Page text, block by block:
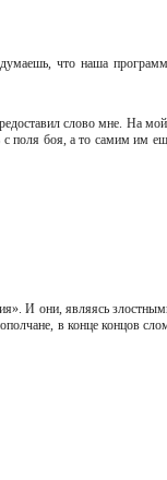
что наша программа
слово мне. На мой
поля боя, а то самим им
И они, являясь
в конце концов